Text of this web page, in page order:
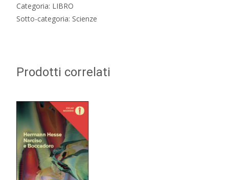
Categoria: LIBRO
Sotto-categoria: Scienze
Prodotti correlati